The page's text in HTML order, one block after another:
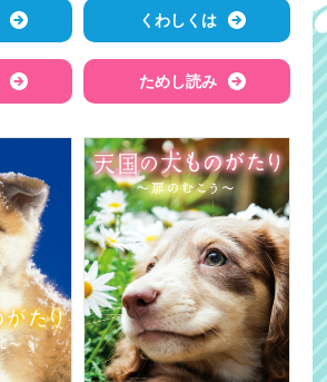
くわしくは
ためし読み